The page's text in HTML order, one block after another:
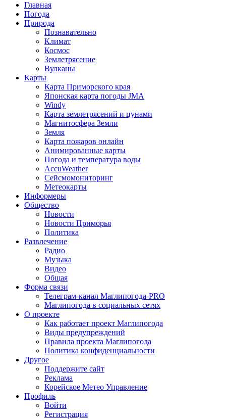
Главная
Погода
Природа
Познавательно
Климат
Космос
Землетрясение
Вулканы
Карты
Карта Приморского края
Японская карта погоды JMA
Windy
Карта землетрясений и цунами
Магнитосфера Земли
Земля
Карта пожаров онлайн
Анимированные карты
Погода и температура воды
AccuWeather
Сейсмомониторинг
Метеокарты
Информеры
Общество
Новости
Новости Приморья
Политика
Развлечение
Радио
Музыка
Видео
Общая
Форма связи
Телеграм-канал Маглипогода-PRO
Маглипогода в социальных сетях
О проекте
Как работает проект Маглипогода
Виды предупреждений
Правила проекта Маглипогода
Политика конфиденциальности
Другое
Поддержите сайт
Реклама
Корейское Метео Управление
Профиль
Войти
Регистрация